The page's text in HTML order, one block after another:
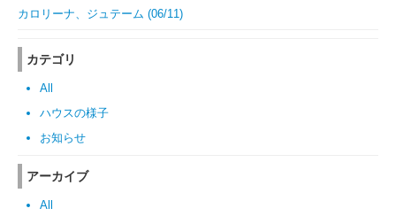
カロリーナ、ジュテーム (06/11)
カテゴリ
All
ハウスの様子
お知らせ
アーカイブ
All